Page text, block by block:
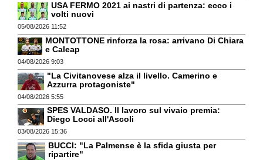
USA FERMO 2021 ai nastri di partenza: ecco i
volti nuovi
05/08/2026 11:52
MONTOTTONE rinforza la rosa: arrivano Di Chiara
e Caleap
04/08/2026 9:03
"La Civitanovese alza il livello. Camerino e
Azzurra protagoniste"
04/08/2026 5:55
SPES VALDASO. Il lavoro sul vivaio premia:
Diego Locci all'Ascoli
03/08/2026 15:36
BUCCI: "La Palmense è la sfida giusta per
ripartire"